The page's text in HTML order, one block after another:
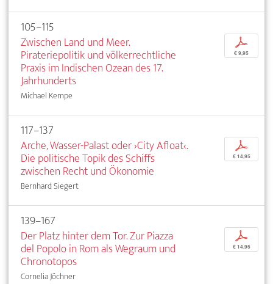
105–115
Zwischen Land und Meer.
Pirateriepolitik und völkerrechtliche
Praxis im Indischen Ozean des 17.
Jahrhunderts
Michael Kempe
p
€ 9,95
117–137
Arche, Wasser-Palast oder ›City Afloat‹.
Die politische Topik des Schiffs
zwischen Recht und Ökonomie
Bernhard Siegert
p
€ 14,95
139–167
Der Platz hinter dem Tor. Zur Piazza
del Popolo in Rom als Wegraum und
Chronotopos
Cornelia Jöchner
p
€ 14,95